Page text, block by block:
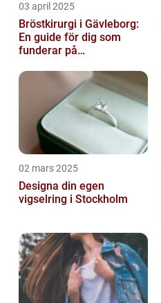
03 april 2025
Bröstkirurgi i Gävleborg:
En guide för dig som
funderar på
02 mars 2025
Designa din egen
vigselring i Stockholm